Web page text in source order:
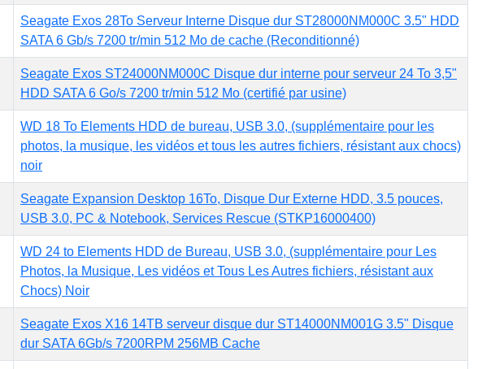
Seagate Exos 28To Serveur Interne Disque dur ST28000NM000C 3.5" HDD
SATA 6 Gb/s 7200 tr/min 512 Mo de cache (Reconditionné)
Seagate Exos ST24000NM000C Disque dur interne pour serveur 24 To 3,5"
HDD SATA 6 Go/s 7200 tr/min 512 Mo (certifié par usine)
WD 18 To Elements HDD de bureau, USB 3.0, (supplémentaire pour les
photos, la musique, les vidéos et tous les autres fichiers, résistant aux chocs)
noir
Seagate Expansion Desktop 16To, Disque Dur Externe HDD, 3.5 pouces,
USB 3.0, PC & Notebook, Services Rescue (STKP16000400)
WD 24 to Elements HDD de Bureau, USB 3.0, (supplémentaire pour Les
Photos, la Musique, Les vidéos et Tous Les Autres fichiers, résistant aux
Chocs) Noir
Seagate Exos X16 14TB serveur disque dur ST14000NM001G 3.5" Disque
dur SATA 6Gb/s 7200RPM 256MB Cache